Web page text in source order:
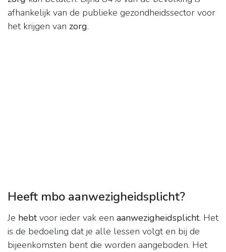
afhankelijk van de publieke gezondheidssector voor
het krijgen van zorg.
Heeft mbo aanwezigheidsplicht?
Je hebtvoor ieder vak een aanwezigheidsplicht. Het
is de bedoeling dat je alle lessen volgt en bij de
bijeenkomsten bent die worden aangeboden. Het